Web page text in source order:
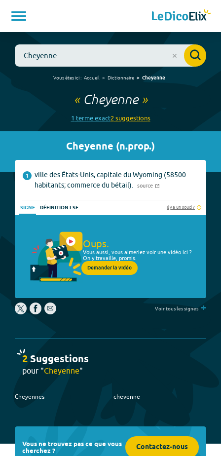
Vous êtes ici : Accueil Dictionnaire Cheyenne
« Cheyenne»
1 termeexact2 suggestions
Cheyenne (n.prop.)
1
ville des États-Unis, capitale du Wyoming (58500
habitants; commerce du bétail).
source
SIGNE DÉFINITION LSF Il y a un souci ?
Oups.
Vous aussi, vous aimeriez voir une vidéo ici ?
On y travaille, promis.
Demander la vidéo
Voir tous les signes +
2Suggestions
pour "Cheyenne"
Cheyennes chevenne
Vous ne trouvez pas ce que vous
cherchez ? Contactez-nous